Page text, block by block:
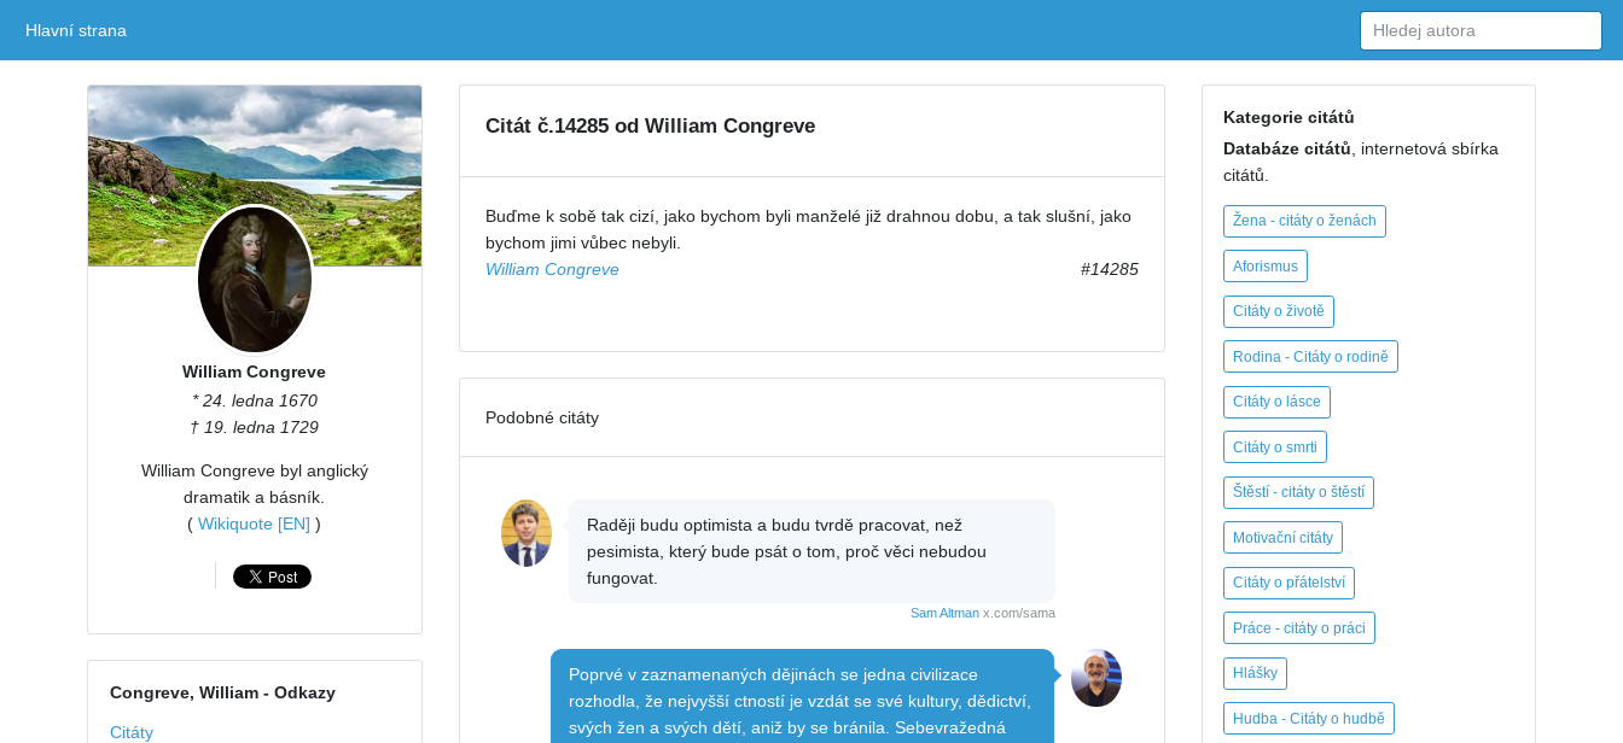
Hlavní strana
William Congreve
* 24. ledna 1670
† 19. ledna 1729
William Congreve byl anglický
dramatik a básník.
(Wikiquote [EN] )
Congreve, William- Odkazy
Citáty
Citát č.14285 od William Congreve
Buďme k sobě tak cizí, jako bychom byli manželé již drahnou dobu, a tak slušní, jako
bychom jimi vůbec nebyli.
William Congreve
#14285
Podobné citáty
Raději budu optimista a budu tvrdě pracovat, než
pesimista, který bude psát o tom, proč věci nebudou
fungovat.
Sam Altmanx.com/sama
Poprvé v zaznamenaných dějinách se jedna civilizace
rozhodla, že nejvyšší ctností je vzdát se své kultury, dědictví,
svých žen a svých dětí, aniž by se bránila. Sebevražedná
Kategorie citátů
Databáze citátů , internetová sbírka
citátů.
Žena - citáty o ženách
Aforismus
Citáty o životě
Rodina - Citáty o rodině
Citáty o lásce
Citáty o smrti
Štěstí - citáty o štěstí
Motivační citáty
Citáty o přátelství
Práce - citáty o práci
Hlášky
Hudba - Citáty o hudbě